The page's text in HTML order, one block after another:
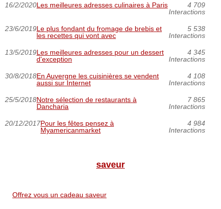
16/2/2020Les meilleures adresses culinaires à Paris
4 709
Interactions
23/6/2019Le plus fondant du fromage de brebis et
les recettes qui vont avec
5 538
Interactions
13/5/2019Les meilleures adresses pour un dessert
d'exception
4 345
Interactions
30/8/2018En Auvergne les cuisinières se vendent
aussi sur Internet
4 108
Interactions
25/5/2018Notre sélection de restaurants à
Dancharia
7 865
Interactions
20/12/2017Pour les fêtes pensez à
Myamericanmarket
4 984
Interactions
saveur
Offrez vous un cadeau saveur